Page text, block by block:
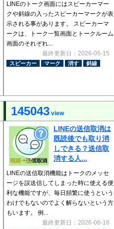
LINEのトーク画面にはスピーカーマー
クや斜線の入ったスピーカーマークが表
示される事があります。 スピーカーマ
ークは、トーク一覧画面とトークルーム
画面のそれぞれ...
最終更新日：2026-05-15
スピーカー マーク 消す 斜線
145043 view
LINEの送信取消は
既読後でも取り消
しできる？送信取
消する人...
LINEの送信取消機能はトークのメッセ
ージを誤送信してしまった時に使える便
利な機能ですが、毎日頻繁に使うという
わけでもないのでよく解らないという方
もいます。 例...
最終更新日：2026-06-16